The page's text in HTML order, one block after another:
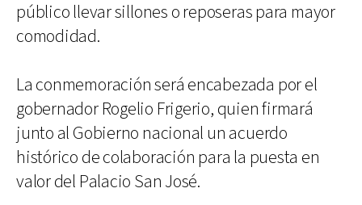
público llevar sillones o reposeras para mayor
comodidad.
La conmemoración será encabezada por el
gobernador Rogelio Frigerio, quien firmará
junto al Gobierno nacional un acuerdo
histórico de colaboración para la puesta en
valor del Palacio San José.